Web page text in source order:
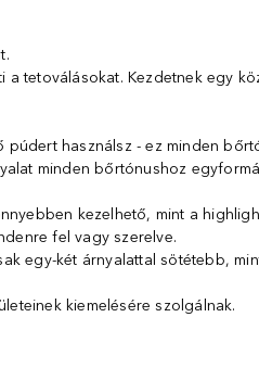
tetoválásokat. Kezdetnek egy
használsz - ez minden
minden bőrtónushoz
kezelhető, mint a
fel vagy szerelve.
egy-két árnyalattal sötétebb,
kiemelésére szolgálnak.